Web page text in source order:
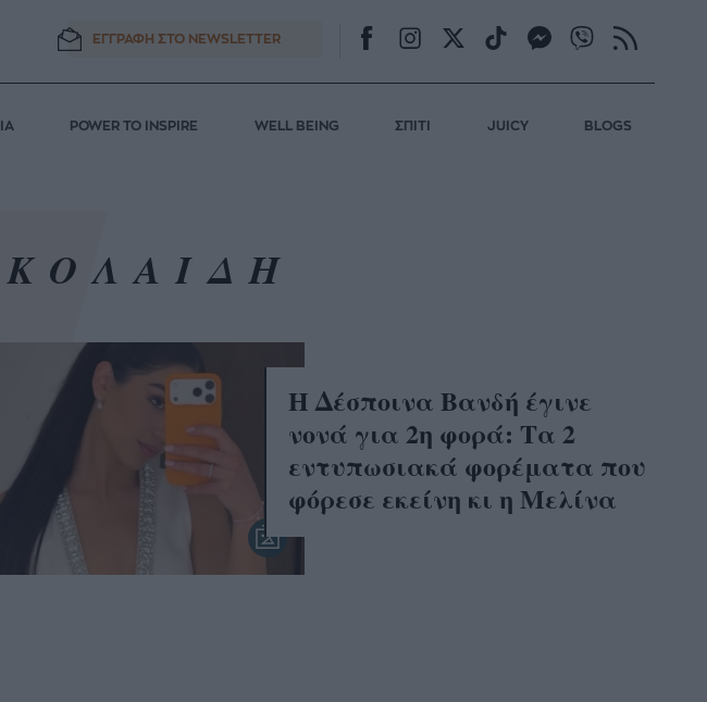
ΕΓΓΡΑΦΗ ΣΤΟ NEWSLETTER
POWER TO INSPIRE WELL BEING ΣΠΙΤΙ JUICY BLOGS
Η Δέσποινα Βανδή έγινε
νονά για 2η φορά: Τα 2
εντυπωσιακά φορέματα που
φόρεσε εκείνη κι η Μελίνα